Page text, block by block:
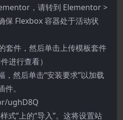
，请转到 Elementor >
保 Flexbox 容器处于活动状
套件，然后单击上传模板套件
进行查看）
，然后单击“安装要求”以加载
。
ughD8Q
式”上的“导入”。这将设置站